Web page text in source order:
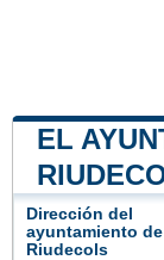
EL
Dirección del
ayuntamiento de
Riudecols